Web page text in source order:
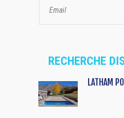
RECHERCHE
LATHAM